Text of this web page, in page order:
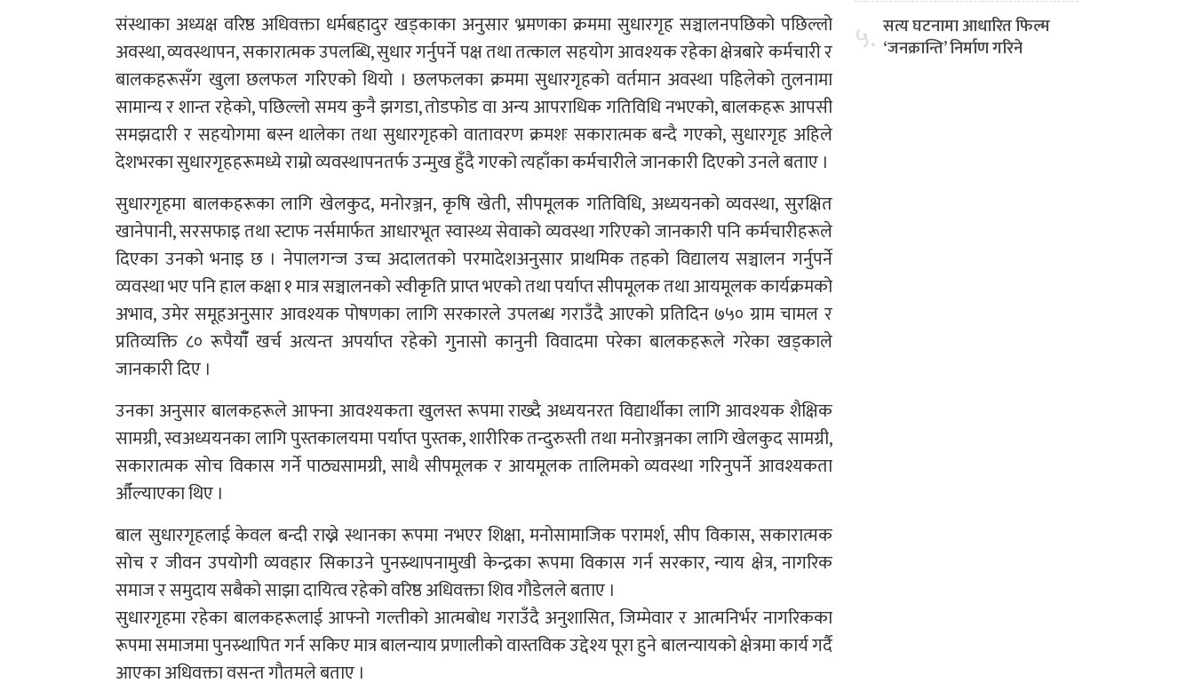
संस्थाका अध्यक्ष वरिष्ठ अधिवक्ता धर्मबहादुर खड्काका अनुसार भ्रमणका क्रममा सुधारगृह सञ्चालनपछिको पछिल्लो
अवस्था, व्यवस्थापन, सकारात्मक उपलब्धि, सुधार गर्नुपर्ने पक्ष तथा तत्काल सहयोग आवश्यक रहेका क्षेत्रबारे कर्मचारी र
बालकहरूसँग खुला छलफल गरिएको थियो । छलफलका क्रममा सुधारगृहको वर्तमान अवस्था पहिलेको तुलनामा
सामान्य र शान्त रहेको, पछिल्लो समय कुनै झगडा, तोडफोड वा अन्य आपराधिक गतिविधि नभएको, बालकहरू आपसी
समझदारी र सहयोगमा बस्न थालेका तथा सुधारगृहको वातावरण क्रमशः सकारात्मक बन्दै गएको, सुधारगृह अहिले
देशभरका सुधारगृहहरूमध्ये राम्रो व्यवस्थापनतर्फ उन्मुख हुँदै गएको त्यहाँका कर्मचारीले जानकारी दिएको उनले बताए ।
सुधारगृहमा बालकहरूका लागि खेलकुद, मनोरञ्जन, कृषि खेती, सीपमूलक गतिविधि, अध्ययनको व्यवस्था, सुरक्षित
खानेपानी, सरसफाइ तथा स्टाफ नर्समार्फत आधारभूत स्वास्थ्य सेवाको व्यवस्था गरिएको जानकारी पनि कर्मचारीहरूले
दिएका उनको भनाइ छ । नेपालगन्ज उच्च अदालतको परमादेशअनुसार प्राथमिक तहको विद्यालय सञ्चालन गर्नुपर्ने
व्यवस्था भए पनि हाल कक्षा १ मात्र सञ्चालनको स्वीकृति प्राप्त भएको तथा पर्याप्त सीपमूलक तथा आयमूलक कार्यक्रमको
अभाव, उमेर समूहअनुसार आवश्यक पोषणका लागि सरकारले उपलब्ध गराउँदै आएको प्रतिदिन ७५० ग्राम चामल र
प्रतिव्यक्ति ८० रूपैयाँँ खर्च अत्यन्त अपर्याप्त रहेको गुनासो कानुनी विवादमा परेका बालकहरूले गरेका खड्काले
जानकारी दिए ।
उनका अनुसार बालकहरूले आफ्ना आवश्यकता खुलस्त रूपमा राख्दै अध्ययनरत विद्यार्थीका लागि आवश्यक शैक्षिक
सामग्री, स्वअध्ययनका लागि पुस्तकालयमा पर्याप्त पुस्तक, शारीरिक तन्दुरुस्ती तथा मनोरञ्जनका लागि खेलकुद सामग्री,
सकारात्मक सोच विकास गर्ने पाठ्यसामग्री, साथै सीपमूलक र आयमूलक तालिमको व्यवस्था गरिनुपर्ने आवश्यकता
औँल्याएका थिए ।
बाल सुधारगृहलाई केवल बन्दी राख्ने स्थानका रूपमा नभएर शिक्षा, मनोसामाजिक परामर्श, सीप विकास, सकारात्मक
सोच र जीवन उपयोगी व्यवहार सिकाउने पुनस्र्थापनामुखी केन्द्रका रूपमा विकास गर्न सरकार, न्याय क्षेत्र, नागरिक
समाज र समुदाय सबैको साझा दायित्व रहेको वरिष्ठ अधिवक्ता शिव गौडेलले बताए ।
सुधारगृहमा रहेका बालकहरूलाई आफ्नो गल्तीको आत्मबोध गराउँदै अनुशासित, जिम्मेवार र आत्मनिर्भर नागरिकका
रूपमा समाजमा पुनस्र्थापित गर्न सकिए मात्र बालन्याय प्रणालीको वास्तविक उद्देश्य पूरा हुने बालन्यायको क्षेत्रमा कार्य गर्दै
आएका अधिवक्ता वसन्त गौतमले बताए ।
५. सत्य घटनामा आधारित फिल्म
‘जनक्रान्ति’ निर्माण गरिने